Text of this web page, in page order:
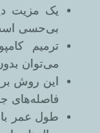
یک مزیت
بی‌حسی
ترمیم
می‌توان
این روش
فاصله‌های
طول عمر